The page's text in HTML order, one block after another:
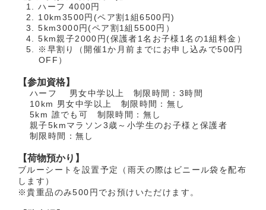
ハーフ 4000円
10km3500円(ペア割1組6500円)
5km3000円(ペア割1組5500円）
5km親子2000円(保護者1名お子様1名の1組料金）
※早割り（開催1か月前までにお申し込みで500円
OFF）
【参加資格】
ハーフ 男女中学以上 制限時間：3時間
10km 男女中学以上 制限時間：無し
5km 誰でも可 制限時間：無し
親子5kmマラソン3歳～小学生のお子様と保護者
制限時間：無し
【荷物預かり】
ブルーシートを設置予定（雨天の際はビニール袋を配布
します）
※貴重品のみ500円でお預けいただけます。